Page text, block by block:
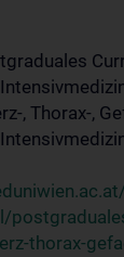
, Thorax-,
thorax-